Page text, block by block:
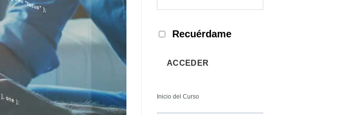
Recuérdame
ACCEDER
Inicio del Curso